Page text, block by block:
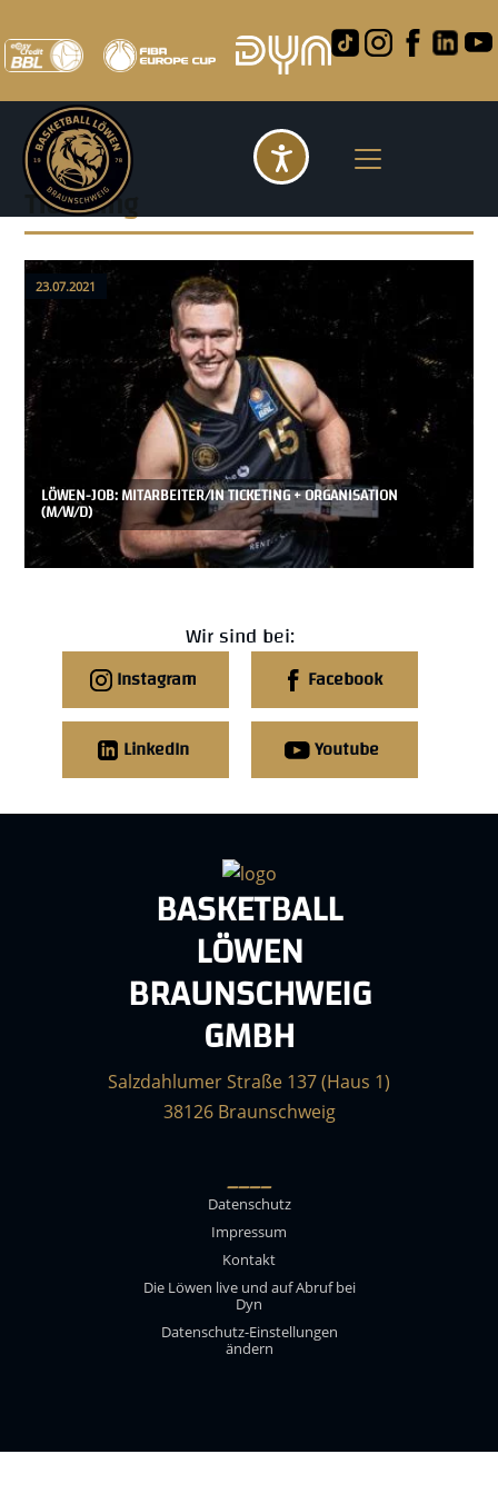
Ticketing
23.07.2021
LÖWEN-JOB: MITARBEITER/IN TICKETING + ORGANISATION
(M/W/D)
Wir sind bei:
Instagram Facebook
LinkedIn Youtube
BASKETBALL
LÖWEN
BRAUNSCHWEIG
GMBH
Salzdahlumer Straße 137 (Haus 1)
38126 Braunschweig
____
Datenschutz
Impressum
Kontakt
Die Löwen live und auf Abruf bei
Dyn
Datenschutz-Einstellungen
ändern